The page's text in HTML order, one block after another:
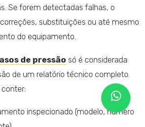
Se forem detectadas falhas, o
substituições ou até mesmo
do equipamento.
de pressão só é considerada
de um relatório técnico completo.
inspecionado (modelo, número